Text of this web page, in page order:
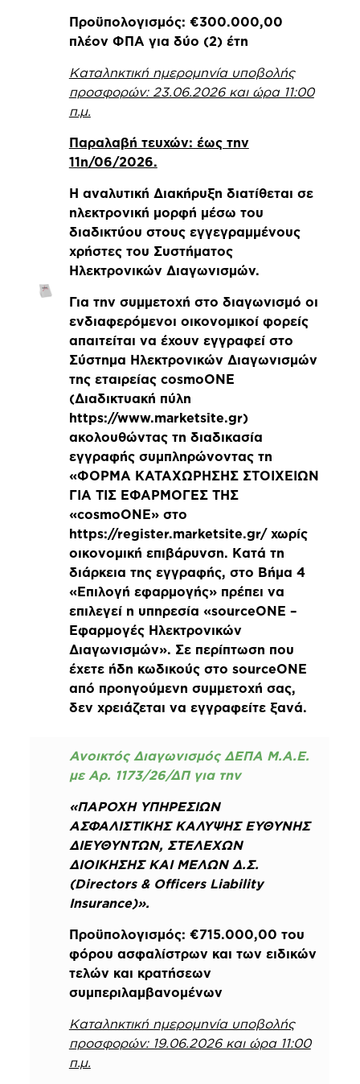
Προϋπολογισμός: €300.000,00
πλέον ΦΠΑ για δύο (2) έτη
Καταληκτική ημερομηνία υποβολής
προσφορών: 23.06.2026 και ώρα 11:00
π.μ.
Παραλαβή τευχών: έως την
11η/06/2026.
Η αναλυτική Διακήρυξη διατίθεται σε
ηλεκτρονική μορφή μέσω του
διαδικτύου στους εγγεγραμμένους
χρήστες του Συστήματος
Ηλεκτρονικών Διαγωνισμών.
Για την συμμετοχή στο διαγωνισμό οι
ενδιαφερόμενοι οικονομικοί φορείς
απαιτείται να έχουν εγγραφεί στο
Σύστημα Ηλεκτρονικών Διαγωνισμών
της εταιρείας cosmoONE
(Διαδικτυακή πύλη
https://www.marketsite.gr)
ακολουθώντας τη διαδικασία
εγγραφής συμπληρώνοντας τη
«ΦΟΡΜΑ ΚΑΤΑΧΩΡΗΣΗΣ ΣΤΟΙΧΕΙΩΝ
ΓΙΑ ΤΙΣ ΕΦΑΡΜΟΓΕΣ ΤΗΣ
«cosmoONE» στο
https://register.marketsite.gr/ χωρίς
οικονομική επιβάρυνση. Κατά τη
διάρκεια της εγγραφής, στο Βήμα 4
«Επιλογή εφαρμογής» πρέπει να
επιλεγεί η υπηρεσία «sourceONE –
Εφαρμογές Ηλεκτρονικών
Διαγωνισμών». Σε περίπτωση που
έχετε ήδη κωδικούς στο sourceONE
από προηγούμενη συμμετοχή σας,
δεν χρειάζεται να εγγραφείτε ξανά.
Ανοικτός Διαγωνισμός ΔΕΠΑ Μ.Α.Ε.
με Αρ. 1173/26/ΔΠ για την
«ΠΑΡΟΧΗ ΥΠΗΡΕΣΙΩΝ
ΑΣΦΑΛΙΣΤΙΚΗΣ ΚΑΛΥΨΗΣ ΕΥΘΥΝΗΣ
ΔΙΕΥΘΥΝΤΩΝ, ΣΤΕΛΕΧΩΝ
ΔΙΟΙΚΗΣΗΣ ΚΑΙ ΜΕΛΩΝ Δ.Σ.
(Directors & Officers Liability
Insurance)».
Προϋπολογισμός: €715.000,00 του
φόρου ασφαλίστρων και των ειδικών
τελών και κρατήσεων
συμπεριλαμβανομένων
Καταληκτική ημερομηνία υποβολής
προσφορών: 19.06.2026 και ώρα 11:00
π.μ.